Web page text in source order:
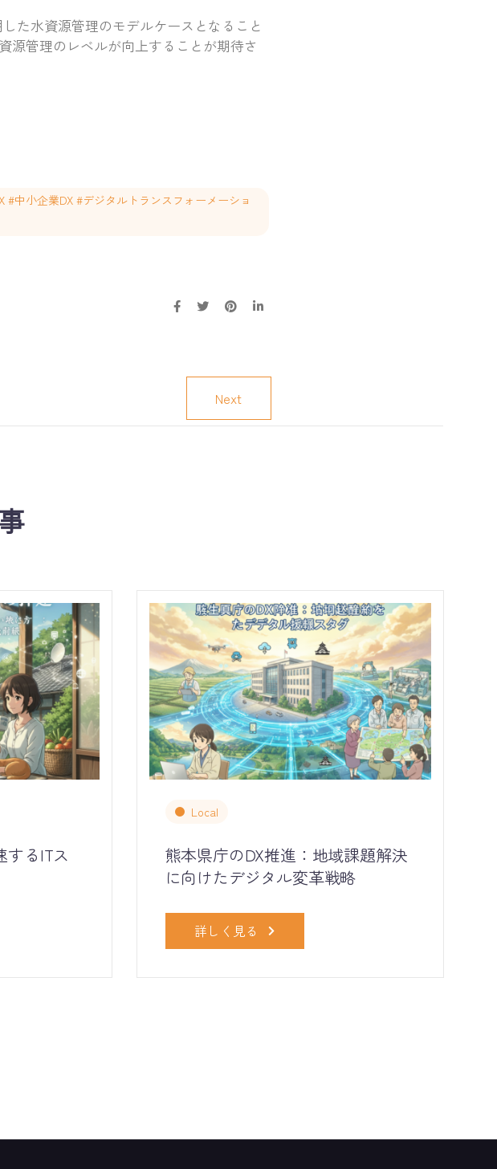
た水資源管理のモデルケースとなること
源管理のレベルが向上することが期待さ
中小企業DX #デジタルトランスフォーメーショ
Next
するITス
Local
熊本県庁のDX推進：地域課題解決
に向けたデジタル変革戦略
詳しく見る